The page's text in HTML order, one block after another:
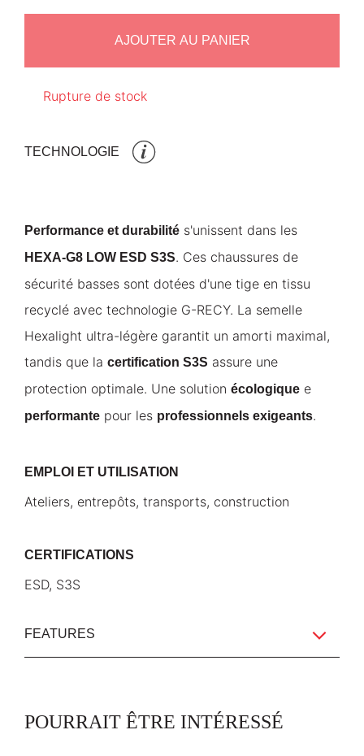
AJOUTER AU PANIER
Rupture de stock
TECHNOLOGIE
Performance et durabilité s'unissent dans les
HEXA-G8 LOW ESD S3S. Ces chaussures de
sécurité basses sont dotées d'une tige en tissu
recyclé avec technologie G-RECY. La semelle
Hexalight ultra-légère garantit un amorti maximal,
tandis que la certification S3S assure une
protection optimale. Une solution écologique e
performante pour les professionnels exigeants.
EMPLOI ET UTILISATION
Ateliers, entrepôts, transports, construction
CERTIFICATIONS
ESD, S3S
FEATURES
POURRAIT ÊTRE INTÉRESSÉ